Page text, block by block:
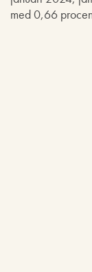
med 0,66